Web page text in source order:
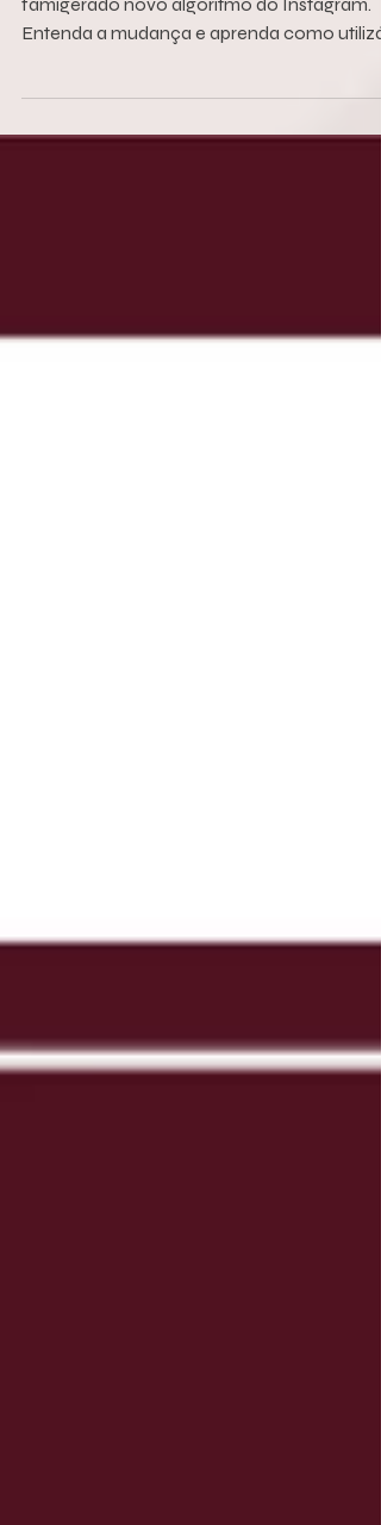
Tem muita informação rolando por aí sobre
famigerado novo algoritmo do Instagram.